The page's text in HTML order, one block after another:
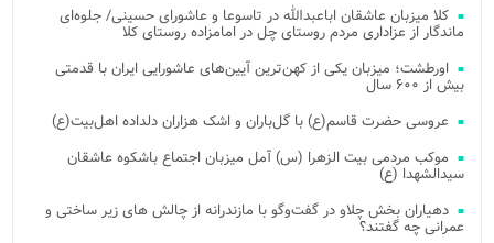
کلا میزبان عاشقان اباعبدالله در تاسوعا و عاشورای حسینی/ جلوه‌ای
ماندگار از عزاداری مردم روستای چل در امامزاده روستای کلا
اورطشت؛ میزبان یکی از کهن‌ترین آیین‌های عاشورایی ایران با قدمتی
بیش از ۶۰۰ سال
عروسی حضرت قاسم(ع) با گل‌باران و اشک هزاران دلداده اهل‌بیت(ع)
موکب مردمی بیت‌ الزهرا (س) آمل میزبان اجتماع باشکوه عاشقان
سیدالشهدا (ع)
دهیاران بخش چلاو در گفت‌وگو با مازندرانه از چالش های زیر ساختی و
عمرانی چه گفتند؟